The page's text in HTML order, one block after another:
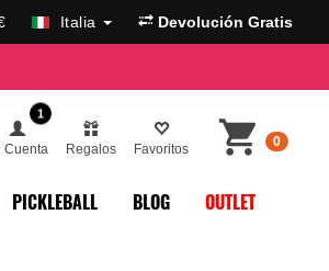
Italia Devolución Gratis
1
Cuenta Regalos Favoritos 0
PICKLEBALL BLOG OUTLET